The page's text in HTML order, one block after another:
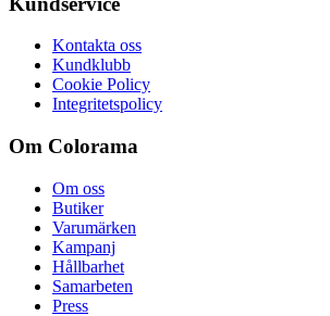
Kontakta oss
Kundklubb
Cookie Policy
Integritetspolicy
Om Colorama
Om oss
Butiker
Varumärken
Kampanj
Hållbarhet
Samarbeten
Press